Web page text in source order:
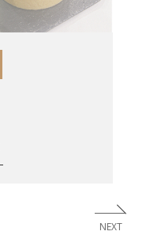
NEXT